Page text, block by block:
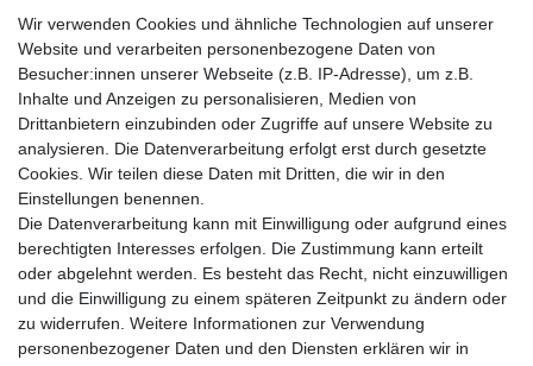
VERSAND
SICHER EINKAUFEN
Sicher einkaufen mit
durchgehender SSL-Verschlüsselung
Wir verwenden Cookies und ähnliche Technologien auf unserer
Website und verarbeiten personenbezogene Daten von
Besucher:innen unserer Webseite (z.B. IP-Adresse), um z.B.
Inhalte und Anzeigen zu personalisieren, Medien von
Drittanbietern einzubinden oder Zugriffe auf unsere Website zu
analysieren. Die Datenverarbeitung erfolgt erst durch gesetzte
Cookies. Wir teilen diese Daten mit Dritten, die wir in den
Einstellungen benennen.
Die Datenverarbeitung kann mit Einwilligung oder aufgrund eines
berechtigten Interesses erfolgen. Die Zustimmung kann erteilt
oder abgelehnt werden. Es besteht das Recht, nicht einzuwilligen
und die Einwilligung zu einem späteren Zeitpunkt zu ändern oder
zu widerrufen. Weitere Informationen zur Verwendung
personenbezogener Daten und den Diensten erklären wir in